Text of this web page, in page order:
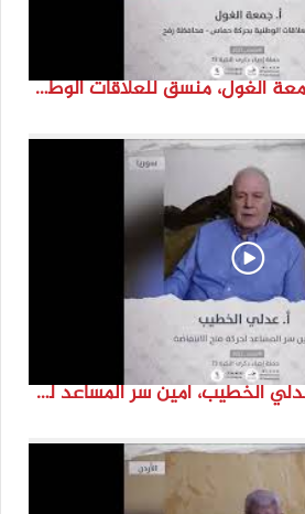
انتماء2021: الاستاذ جمعة الغول، منسق للعلاقات الوطنية بحركة حم.اس- محافظة رفح، لسطين
انتماء 2021: الاستاذ عدلي الخطيب، امين سر المساعد لحركة فتح الانتفاضة، سوريا